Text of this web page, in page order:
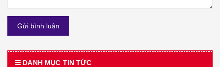
Gửi bình luận
DANH MỤC TIN TỨC